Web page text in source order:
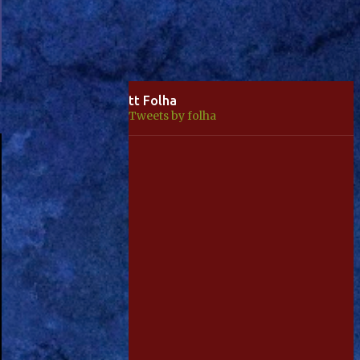
tt Folha
Tweets by folha